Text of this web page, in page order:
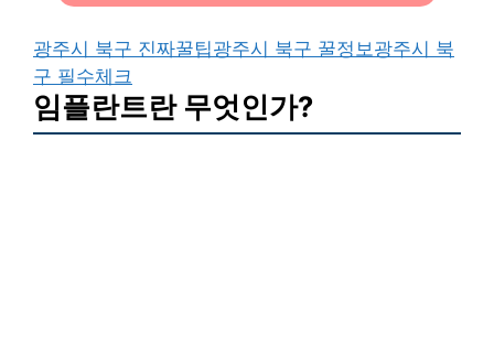
광주시 북구 진짜꿀팁광주시 북구 꿀정보 광주시 북
구 필수체크
임플란트란 무엇인가?